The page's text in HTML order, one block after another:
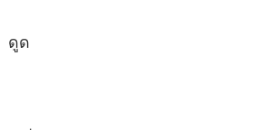
ดูด